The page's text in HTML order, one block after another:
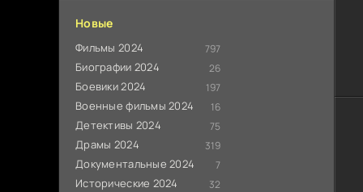
Новые
Фильмы 2024 797
Биографии 2024 26
Боевики 2024 197
Военные фильмы 2024 16
Детективы 2024 75
Драмы 2024 319
Документальные 2024 7
Исторические 2024 32